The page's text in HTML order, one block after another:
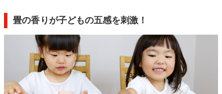
畳の香りが子どもの五感を刺激！